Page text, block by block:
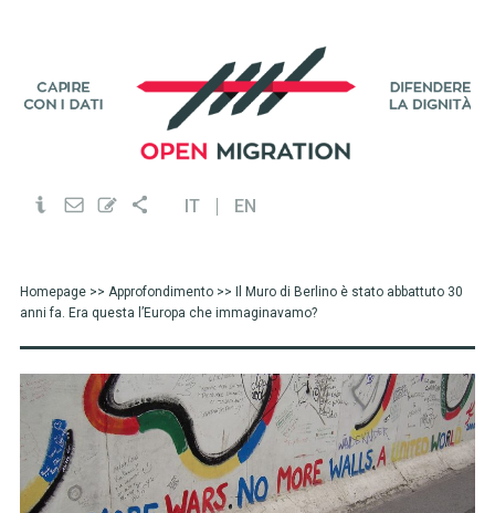
IT EN
Homepage>> Approfondimento>> Il Muro di Berlino è stato abbattuto 30
anni fa. Era questa l’Europa che immaginavamo?